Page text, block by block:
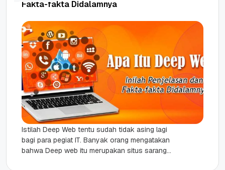
Fakta-fakta Didalamnya
Istilah Deep Web tentu sudah tidak asing lagi
bagi para pegiat IT. Banyak orang mengatakan
bahwa Deep web itu merupakan situs sarang